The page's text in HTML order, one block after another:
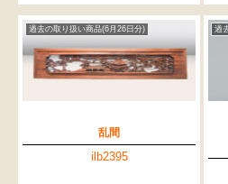
過去の取り扱い商品(6月26日分)
乱間
ilb2395
過
松本民芸 水屋箪笥 踏台